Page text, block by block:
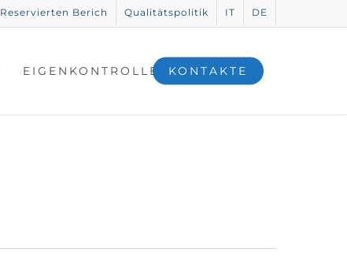
Reservierten Berich Qualitätspolitik IT DE
EIGENKONTROLLE KONTAKTE